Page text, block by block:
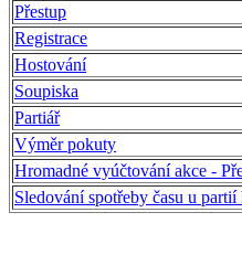
Přestup
Registrace
Hostování
Soupiska
Partiář
Výměr pokuty
Hromadné vyúčtování akce -
Sledování spotřeby času u